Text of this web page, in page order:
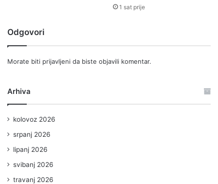
1 sat prije
Odgovori
Morate biti prijavljeni da biste objavili komentar.
Arhiva
kolovoz 2026
srpanj 2026
lipanj 2026
svibanj 2026
travanj 2026